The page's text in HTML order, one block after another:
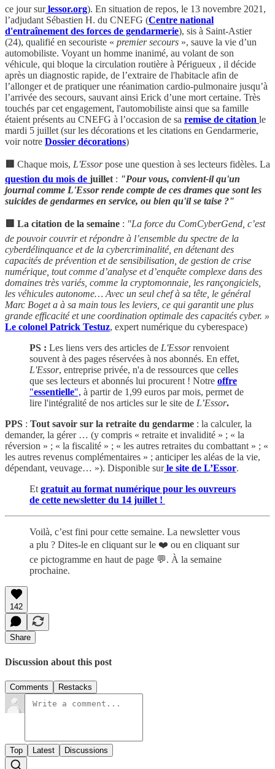
ce jour sur lessor.org). En situation de repos, le 13 novembre 2021,
l’adjudant Sébastien H. du CNEFG (Centre national
d'entraînement des forces de gendarmerie), sis à Saint-Astier
(24), qualifié en secouriste « premier secours », sauve la vie d’un
automobiliste. Voyant un homme inanimé, au volant de son
véhicule, qui bloque la circulation routière à Périgueux , il décide
après un diagnostic rapide, de l’extraire de l'habitacle afin de
l’allonger et de pratiquer une réanimation cardio-pulmonaire jusqu’à
l’arrivée des secours, sauvant ainsi Erick d’une mort certaine. Très
touchés par cet engagement, l'automobiliste ainsi que sa famille
étaient présents au CNEFG à l’occasion de sa remise de citation le
mardi 5 juillet (sur les décorations et les citations en Gendarmerie,
voir notre Dossier décorations)
Chaque mois, L'Essorpose une question à ses lecteurs fidèles. La
question du mois de juillet : "Pour vous, convient-il qu'un
journal comme L'Essor rende compte de ces drames que sont les
suicides de gendarmes en service, ou bien qu'il se taise ?"
🟥 La citation de la semaine : "La force du ComCyberGend, c’est
de pouvoir couvrir et répondre à l’ensemble du spectre de la
cyberdélinquance et de la cybercriminalité, en détenant des
capacités de prévention et de sensibilisation, de gestion de crise
numérique, tout comme d’analyse et d’enquête complexe dans des
domaines très variés, comme la cryptomonnaie, les rançongiciels,
les véhicules autonome… Avec un seul chef à sa tête, le général
Marc Boget a à sa main tous les leviers, ce qui garantit une plus
grande efficacité et une coordination optimale des capacités cyber. »
Le colonel Patrick Testuz, expert numérique du cyberespace)
PS : Les liens vers des articles de L'Essorrenvoient
souvent à des pages réservées à nos abonnés. En effet,
L'Essor, entreprise privée, n'a de ressources que celles
que ses lecteurs et abonnés lui procurent ! Notre offre
"essentielle", à partir de 1,99 euros par mois, permet de
lire l'intégralité de nos articles sur le site de L’Essor.
PPS : Tout savoir sur la retraite du gendarme : la calculer, la
demander, la gérer … (y compris « retraite et invalidité » ; « la
réversion » ; « la fiscalité » ; « les autres retraites du combattant » ; «
les autres revenus complémentaires » ; anticiper les aléas de la vie,
dépendant, veuvage… »). Disponible sur le site de L’Essor.
Et gratuit au format numérique pour les ouvreurs
de cette newsletter du 14 juillet !
Voilà, c’est fini pour cette semaine. La newsletter vous
a plu ? Dites-le en cliquant sur le ❤️ ou en cliquant sur
ce pictogramme en haut de page 💬. À la semaine
prochaine.
142
Share
Discussion about this post
Comments Restacks
Top Latest Discussions